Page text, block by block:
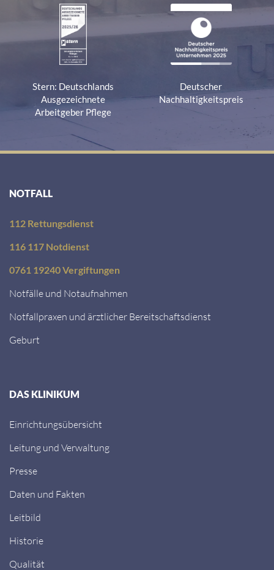
Stern: Deutschlands
Ausgezeichnete
Arbeitgeber Pflege
Deutscher
Nachhaltigkeitspreis
NOTFALL
112 Rettungsdienst
116 117 Notdienst
0761 19240 Vergiftungen
Notfälle und Notaufnahmen
Notfallpraxen und ärztlicher Bereitschaftsdienst
Geburt
DAS KLINIKUM
Einrichtungsübersicht
Leitung und Verwaltung
Presse
Daten und Fakten
Leitbild
Historie
Qualität